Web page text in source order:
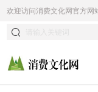
欢迎访问消费文化网官方网